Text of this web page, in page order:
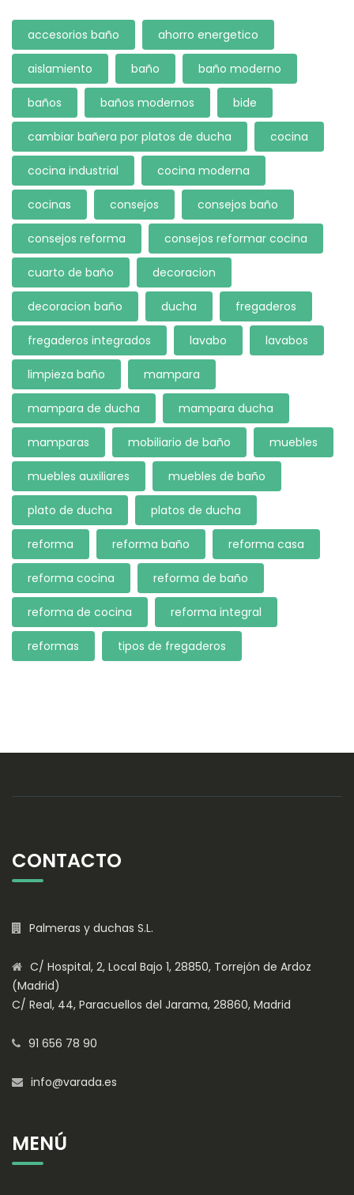
accesorios baño ahorro energetico
aislamiento baño baño moderno
baños baños modernos bide
cambiar bañera por platos de ducha cocina
cocina industrial cocina moderna
cocinas consejos consejos baño
consejos reforma consejos reformar cocina
cuarto de baño decoracion
decoracion baño ducha fregaderos
fregaderos integrados lavabo lavabos
limpieza baño mampara
mampara de ducha mampara ducha
mamparas mobiliario de baño muebles
muebles auxiliares muebles de baño
plato de ducha platos de ducha
reforma reforma baño reforma casa
reforma cocina reforma de baño
reforma de cocina reforma integral
reformas tipos de fregaderos
CONTACTO
Palmeras y duchas S.L.
C/ Hospital, 2, Local Bajo 1, 28850, Torrejón de Ardoz
(Madrid)
C/ Real, 44, Paracuellos del Jarama, 28860, Madrid
91 656 78 90
info@varada.es
MENÚ